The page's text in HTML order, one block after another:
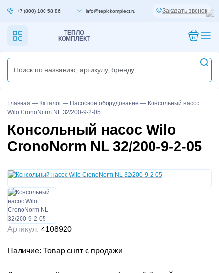
+7 (800) 100 58 86 info@teplokomplect.ru Заказать звонок
ТЕПЛО
КОМПЛЕКТ
Главная — Каталог — Насосное оборудование — Консольный насос
Wilo CronoNorm NL 32/200-9-2-05
Консольный насос Wilo
CronoNorm NL 32/200-9-2-05
Артикул: 4108920
Наличие: Товар снят с продажи